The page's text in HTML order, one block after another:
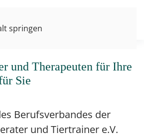
springender Tierverhaltensberater
VdTT
VdTT e.V.
VdTT e.V.
und Therapeuten für Ihre
Sie
Berufsverbandes der
und Tiertrainer e.V.